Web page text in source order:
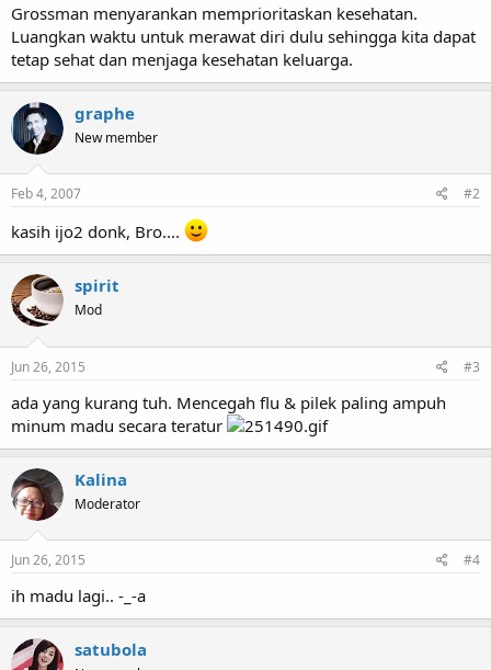
Grossman menyarankan memprioritaskan kesehatan.
Luangkan waktu untuk merawat diri dulu sehingga kita dapat
tetap sehat dan menjaga kesehatan keluarga.
graphe
New member
Feb 4, 2007 #2
kasih ijo2 donk, Bro....
spirit
Mod
Jun 26, 2015 #3
ada yang kurang tuh. Mencegah flu & pilek paling ampuh
minum madu secara teratur
Kalina
Moderator
Jun 26, 2015 #4
ih madu lagi.. -_-a
satubola